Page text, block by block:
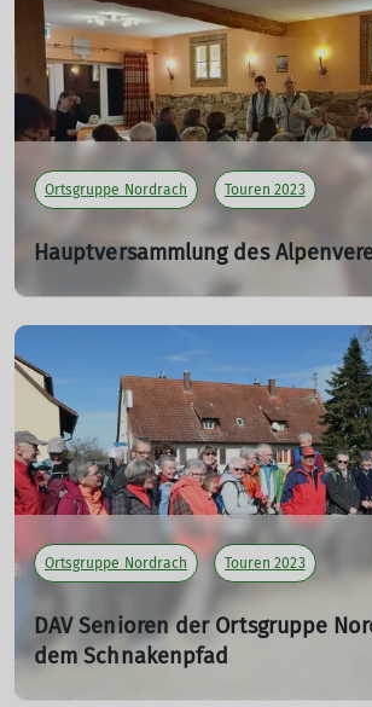
Ortsgruppe Nordrach Touren 2023
Hauptversammlung des
Das erste Jahr mit dem neuem
mehr erfahren
Ortsgruppe Nordrach Touren 2023
DAV Senioren der Ortsgruppe
dem Schnakenpfad
Eine wunderschöne Wanderung